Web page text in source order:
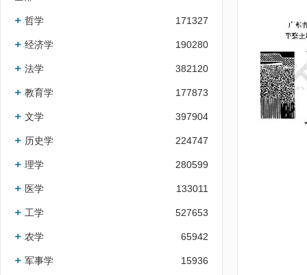
哲学 171327
经济学 190280
法学 382120
教育学 177873
文学 397904
历史学 224747
理学 280599
医学 133011
工学 527653
农学 65942
军事学 15936